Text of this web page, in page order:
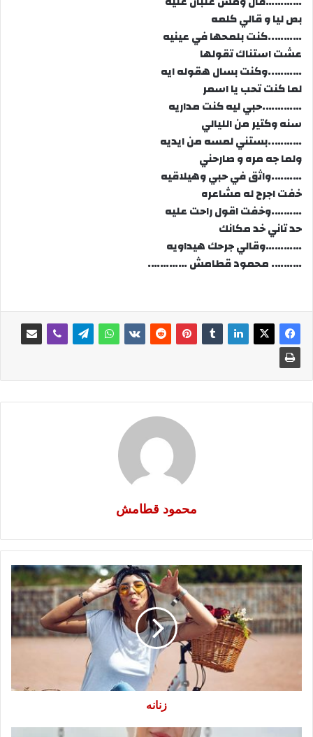
بص ليا و قالي كلمه
………..كنت بلمحها في عينيه
عشت استناك تقولها
………..وكنت بسال هقوله ايه
لما كنت تحب يا اسمر
………….حبي ليه كنت مداريه
سنه وكتير من الليالي
………..بستني لمسه من ايديه
ولما جه مره و صارحني
……….واثق في حبي وهيلاقيه
خفت اجرح له مشاعره
……….وخفت اقول راحت عليه
حد تاني خد مكانك
…………وقالي جرحك هيداويه
………. محمود قطامش ………….
محمود قطامش
زنانه
زنانه